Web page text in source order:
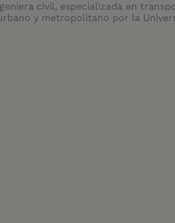
civil, especializada en
y metropolitano por la